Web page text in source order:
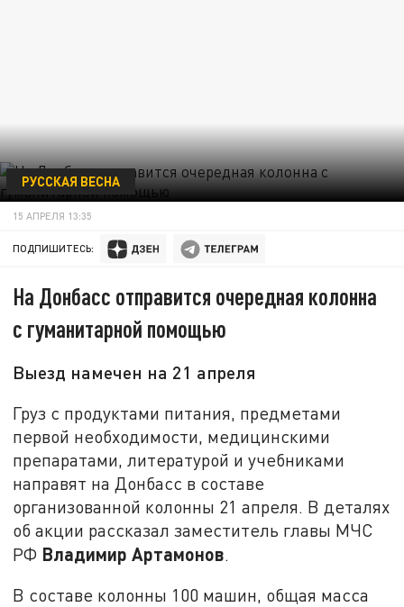
РУССКАЯ ВЕСНА
15 АПРЕЛЯ 13:35
ПОДПИШИТЕСЬ:
На Донбасс отправится очередная колонна
с гуманитарной помощью
Выезд намечен на 21 апреля
Груз с продуктами питания, предметами
первой необходимости, медицинскими
препаратами, литературой и учебниками
направят на Донбасс в составе
организованной колонны 21 апреля. В деталях
об акции рассказал заместитель главы МЧС
РФ Владимир Артамонов.
В составе колонны 100 машин, общая масса